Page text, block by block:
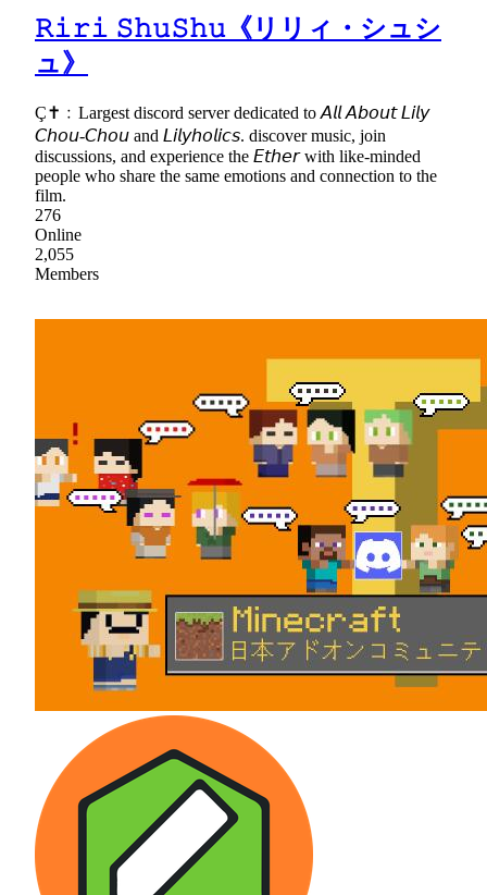
𝚁𝚒𝚛𝚒 𝚂𝚑𝚞𝚂𝚑𝚞《リリィ・シュシ
ュ》
Ç✝﹕Largest discord server dedicated to 𝘈𝘭𝘭 𝘈𝘣𝘰𝘶𝘵 𝘓𝘪𝘭𝘺
𝘊𝘩𝘰𝘶-𝘊𝘩𝘰𝘶 and 𝘓𝘪𝘭𝘺𝘩𝘰𝘭𝘪𝘤𝘴. discover music, join
discussions, and experience the 𝘌𝘵𝘩𝘦𝘳 with like-minded
people who share the same emotions and connection to the
film.
276
Online
2,055
Members